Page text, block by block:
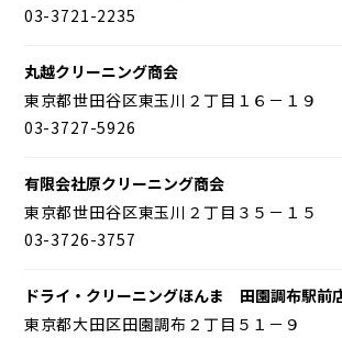
03-3721-2235
丸越クリーニング商会
東京都世田谷区東玉川２丁目１６－１９
03-3727-5926
有限会社原クリーニング商会
東京都世田谷区東玉川２丁目３５－１５
03-3726-3757
ドライ・クリーニングほんま 田園調布駅前
東京都大田区田園調布２丁目５１－９